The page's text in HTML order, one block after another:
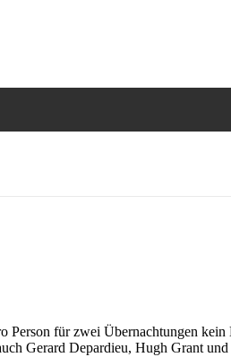
Person für zwei Übernachtungen
Gerard Depardieu, Hugh Grant